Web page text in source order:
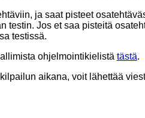
ja saat pisteet
testin. Jos et saa pisteitä
testissä.
ohjelmointikielistä tästä.
aikana, voit lähettää